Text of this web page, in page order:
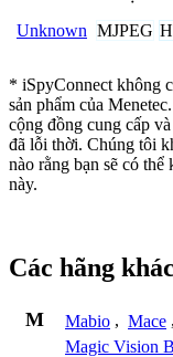
Unknown MJPEG
* iSpyConnect không
sản phẩm của
cộng đồng cung cấp
đã lỗi thời. Chúng tôi
nào rằng bạn sẽ có
này.
Các hãng
M Mabio , Mace ,
Magic Vision